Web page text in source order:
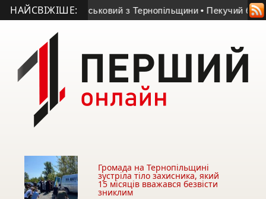
НАЙСВІЖІШЕ:
загинув військовий з Тернопільщини • Пекучий біль
Громада на Тернопільщині
зустріла тіло захисника, який
15 місяців вважався безвісти
зниклим